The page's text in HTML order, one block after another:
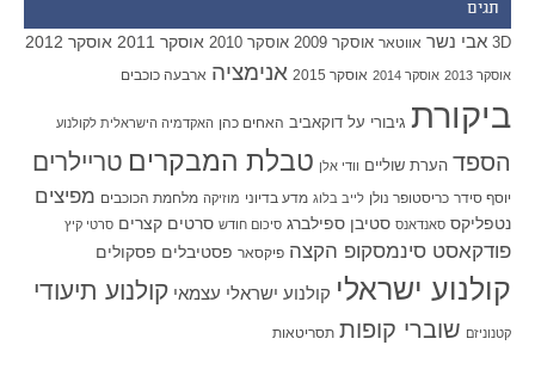
תגים
3D אבי נשר אווטאר אוסקר 2009 אוסקר 2010 אוסקר 2011 אוסקר 2012
אוסקר 2013 אוסקר 2014 אוסקר 2015 אנימציה ארבעה כוכבים
ביקורת גיבורי על דוקאביב האחים כהן האקדמיה הישראלית לקולנוע
הספד הערת שוליים וודי אלן טבלת המבקרים טריילרים
יוסף סידר כריסטופר נולן לייב בלוג מדע בדיוני מוזיקה מלחמת הכוכבים מפיצים
נטפליקס סאנדאנס סטיבן ספילברג סיכום חודש סרטים קצרים סרטי קיץ
פודקאסט סינמסקופ הקצה פיקסאר פסטיבלים פסקולים
קולנוע ישראלי קולנוע ישראלי עצמאי קולנוע תיעודי
קטנוניזם שוברי קופות תסריטאות